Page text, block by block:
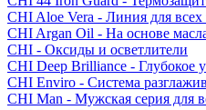
CHI Aloe Vera - Линия для
CHI Argan Oil - На основе
CHI - Оксиды и осветлители
CHI Deep Brilliance - Глубокое
CHI Enviro - Система
CHI Man - Мужская серия для